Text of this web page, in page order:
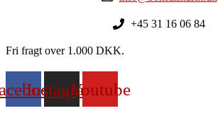
+45 31 16 06 84
Fri fragt over 1.000 DKK.
InstagramYoutube